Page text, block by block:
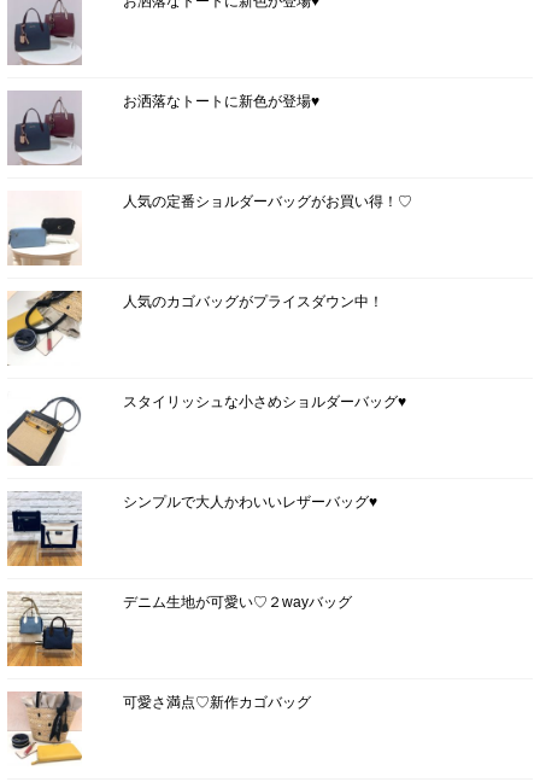
お洒落なトートに新色が登場♥
人気の定番ショルダーバッグがお買い得！♡
人気のカゴバッグがプライスダウン中！
スタイリッシュな小さめショルダーバッグ♥
シンプルで大人かわいいレザーバッグ♥
デニム生地が可愛い♡２wayバッグ
可愛さ満点♡新作カゴバッグ